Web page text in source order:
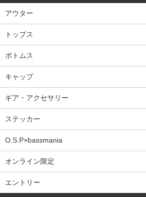
アウター
トップス
ボトムス
キャップ
ギア・アクセサリー
ステッカー
O.S.P×bassmania
オンライン限定
エントリー